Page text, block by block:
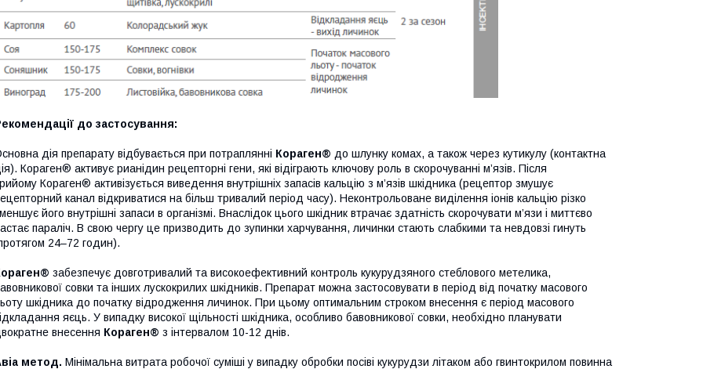
до застосування:
дія препарату відбувається при потраплянні Кораген® до шлунку комах, а також через кутикулу (контактна
Кораген® активує рианідин рецепторні гени, які відіграють ключову роль в скорочуванні м’язів. Після
Кораген® активізується виведення внутрішніх запасів кальцію з м’язів шкідника (рецептор змушує
канал відкриватися на більш тривалий період часу). Неконтрольоване виділення іонів кальцію різко
його внутрішні запаси в організмі. Внаслідок цього шкідник втрачає здатність скорочувати м’язи і миттєво
параліч. В свою чергу це призводить до зупинки харчування, личинки стають слабкими та невдовзі гинуть
24–72 годин).
забезпечує довготривалий та високоефективний контроль кукурудзяного стеблового метелика,
совки та інших лускокрилих шкідників. Препарат можна застосовувати в період від початку масового
шкідника до початку відродження личинок. При цьому оптимальним строком внесення є період масового
яєць. У випадку високої щільності шкідника, особливо бавовникової совки, необхідно планувати
внесення Кораген® з інтервалом 10-12 днів.
метод. Мінімальна витрата робочої суміші у випадку обробки посіві кукурудзи літаком або гвинтокрилом повинна